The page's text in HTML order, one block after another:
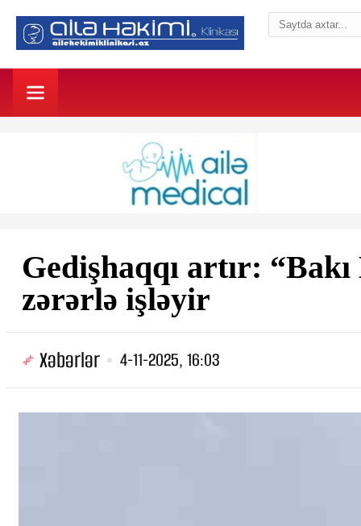
Gedişhaqqı artır:
zərərlə işləyir
Xəbərlər 4-11-2025, 16:03